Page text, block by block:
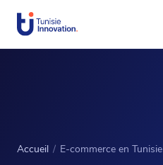
Accueil / E-commerce en Tunisie